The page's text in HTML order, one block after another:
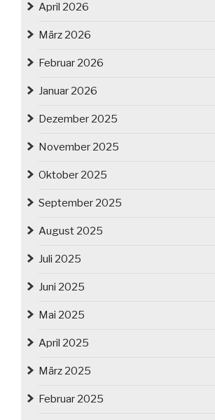
April 2026
März 2026
Februar 2026
Januar 2026
Dezember 2025
November 2025
Oktober 2025
September 2025
August 2025
Juli 2025
Juni 2025
Mai 2025
April 2025
März 2025
Februar 2025